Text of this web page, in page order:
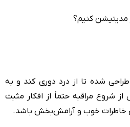
شده تا از درد دوری کند و به
شروع مراقبه حتماً از افکار مثبت
خاطرات خوب و آرامش‌بخش باشد.